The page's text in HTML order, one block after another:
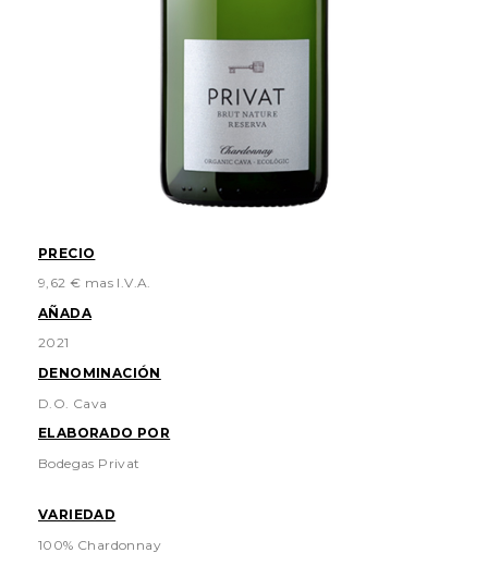
PRECIO
9,62 € mas I.V.A.
AÑADA
2021
DENOMINACIÓN
D.O. Cava
ELABORADO POR
Bodegas Privat
VARIEDAD
100% Chardonnay